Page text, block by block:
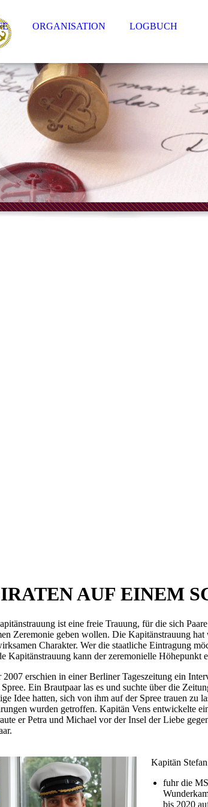
ORGANISATION LOGBUCH
AUF EINEM
ist eine freie Trauung, für die sich
Zeremonie geben wollen. Die Kapitänstrauung
Charakter. Wer die staatliche Eintragung
Kapitänstrauung kann der zeremonielle Höhepunkt
2007 erschien in einer Berliner Tageszeitung ein
Ein Brautpaar las es und suchte über die
Idee hatten, sich von ihm auf der Spree trauen zu
wurden getroffen. Kapitän Vens entwickelte
er Petra und Michael vor der Insel der Liebe
Kapitän Stefan
fuhr die
bis 2020